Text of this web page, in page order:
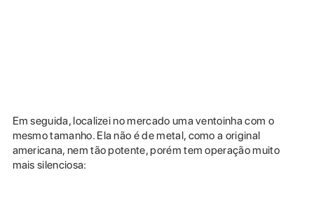
Em seguida, localizei no mercado uma ventoinha com o
mesmo tamanho. Ela não é de metal, como a original
americana, nem tão potente, porém tem operação muito
mais silenciosa: